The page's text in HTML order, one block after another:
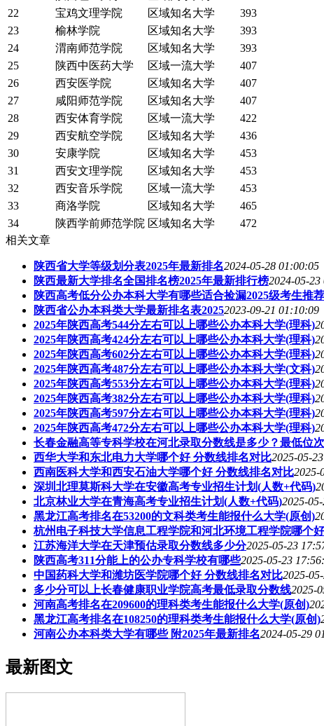
22
宝鸡文理学院 区域知名大学
393
23
榆林学院 区域知名大学
393
24
渭南师范学院 区域知名大学
393
25
陕西中医药大学 区域一流大学
407
26
西安医学院 区域知名大学
407
27
咸阳师范学院 区域知名大学
407
28
西安体育学院 区域一流大学
422
29
西安航空学院 区域知名大学
436
30
安康学院 区域知名大学
453
31
西安文理学院 区域知名大学
453
32
西安音乐学院 区域一流大学
453
33
商洛学院 区域知名大学
465
34
陕西学前师范学院 区域知名大学
472
相关文章
陕西省大学等级划分表2025年最新排名2024-05-28 01:00:05
陕西最新大学排名全国排名榜2025年最新排行榜2024-05-23
陕西高考低分公办本科大学有哪些适合捡漏2025级考生推荐
陕西省公办本科类大学最新排名表20252023-09-21 01:10:09
2025年陕西高考544分左右可以上哪些公办本科大学(理科)
2025年陕西高考424分左右可以上哪些公办本科大学(理科)
2025年陕西高考602分左右可以上哪些公办本科大学(理科)
2025年陕西高考487分左右可以上哪些公办本科大学(文科)
2025年陕西高考553分左右可以上哪些公办本科大学(理科)
2025年陕西高考382分左右可以上哪些公办本科大学(理科)
2025年陕西高考597分左右可以上哪些公办本科大学(理科)
2025年陕西高考472分左右可以上哪些公办本科大学(理科)
长春金融高等专科学校在河北录取分数线是多少？最低位
西华大学和东北电力大学哪个好 分数线排名对比2025-05-
西南医科大学和西安石油大学哪个好 分数线排名对比2025-
深圳北理莫斯科大学在安徽高考专业招生计划(人数+代码)
北京林业大学在青海高考专业招生计划(人数+代码)2025-
黑龙江高考排名在53200的文科类考生能报什么大学(原创)
杭州电子科技大学信息工程学院和河北环境工程学院哪个
江苏海洋大学在天津预估录取分数线多少分2025-05-23
陕西高考311分能上的公办专科学校有哪些2025-05-23
中国药科大学和潍坊医学院哪个好 分数线排名对比2025-
多少分可以上长春健康职业学院高考最低录取分数线2025-
河南高考排名在209600的理科类考生能报什么大学(原创)
黑龙江高考排名在108250的理科类考生能报什么大学(原创)
河南公办本科类大学有哪些 附2025年最新排名2024-05-29
最新图文